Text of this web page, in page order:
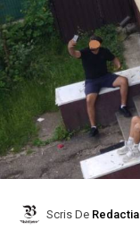
Scris De Redactia